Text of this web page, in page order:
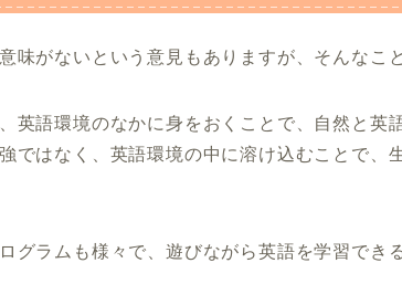
味がないという意見もありますが、そんなこ
英語環境のなかに身をおくことで、自然と英
ではなく、英語環境の中に溶け込むことで、
グラムも様々で、遊びながら英語を学習でき